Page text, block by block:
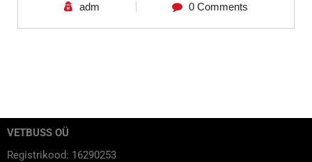
adm 0 Comments
VETBUSS OÜ
Registrikood: 16290253